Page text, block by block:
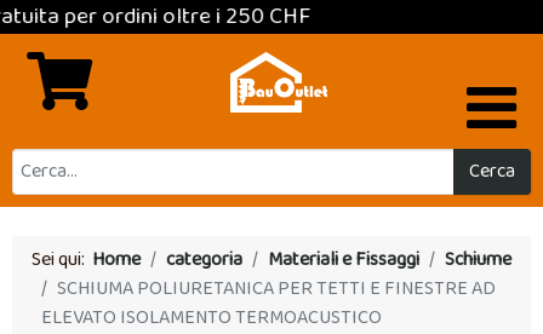
per ordini oltre i 250 CHF
Cerca
Sei qui: Home categoria Materiali e Fissaggi
Schiume
SCHIUMA POLIURETANICA PER TETTI E FINESTRE AD
ELEVATO ISOLAMENTO TERMOACUSTICO